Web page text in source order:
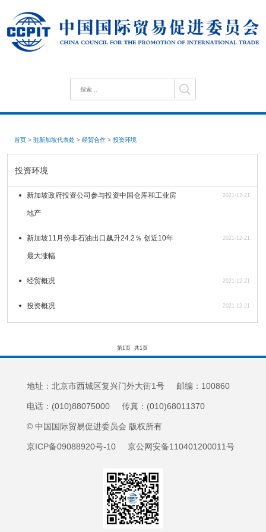
首页 > 驻新加坡代表处 > 经贸合作 > 投资环境
投资环境
新加坡政府投资公司参与投资中国仓库和工业房
地产
2021-12-21
新加坡11月份非石油出口飙升24.2％ 创近10年
最大涨幅
2021-12-21
经贸概况 2021-12-21
投资概况 2021-12-21
第1页 共1页
地址：北京市西城区复兴门外大街1号 邮编：100860
电话：(010)88075000 传真：(010)68011370
© 中国国际贸易促进委员会 版权所有
京ICP备09088920号-10 京公网安备110401200011号